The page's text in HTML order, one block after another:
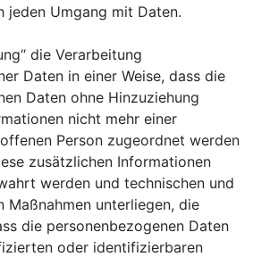
jeden Umgang mit Daten.
die Verarbeitung
Daten in einer Weise, dass die
Daten ohne Hinzuziehung
nicht mehr einer
Person zugeordnet werden
zusätzlichen Informationen
werden und technischen und
Maßnahmen unterliegen, die
die personenbezogenen Daten
oder identifizierbaren